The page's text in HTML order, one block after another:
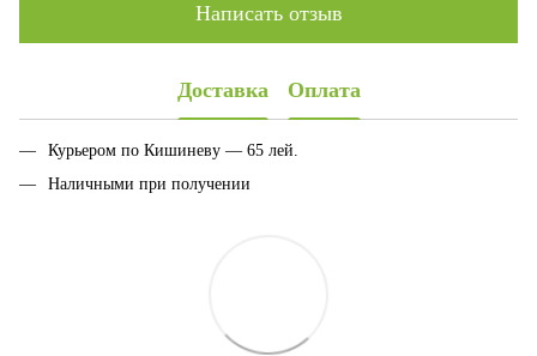
Написать отзыв
Доставка Оплата
Курьером по Кишиневу — 65 лей.
Наличными при получении